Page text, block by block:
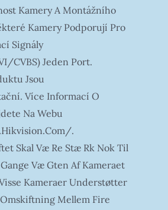
Kamery A Montážního
Kamery Podporují Pro
Signály
CVBS) Jeden Port.
Jsou
Více Informací O
Na Webu
.
Skal Væ Re Stæ Rk Nok Til
Væ Gten Af Kameraet
Kameraer Understøtter
Mellem Fire